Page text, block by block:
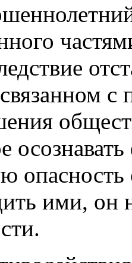
с
опасность
ими, он